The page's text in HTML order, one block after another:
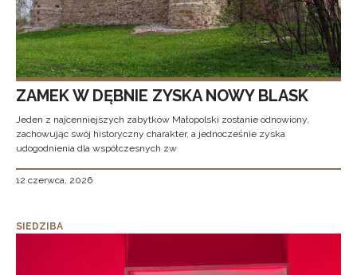
ZAMEK W DĘBNIE ZYSKA NOWY BLASK
Jeden z najcenniejszych zabytków Małopolski zostanie odnowiony,
zachowując swój historyczny charakter, a jednocześnie zyska
udogodnienia dla współczesnych zw
12 czerwca, 2026
SIEDZIBA